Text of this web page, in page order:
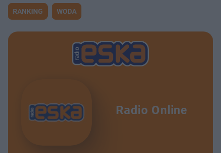
RANKING WODA
Radio Online